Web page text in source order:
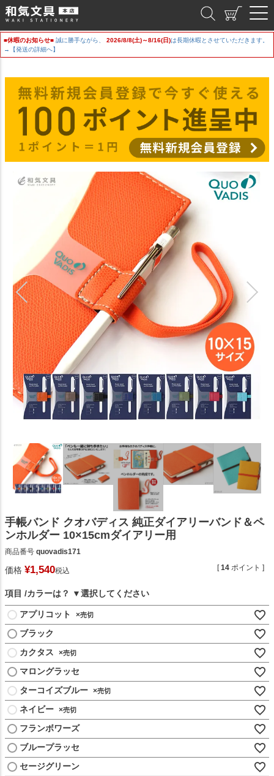
■休暇のお知らせ■ 誠に勝手ながら、 2026/8/8(土)～8/16(日)は長期休暇とさせていただきます。
→【発送の詳細へ】
手帳バンド クオバディス 純正ダイアリーバンド＆ペ
ンホルダー 10×15cmダイアリー用
商品番号 quovadis171
価格 ¥1,540税込 [14 ポイント ]
項目 カラーは？
アプリコット ×
ブラック
カクタス
×
マロングラッセ
ターコイズブルー ×
ネイビー ×
フランボワーズ
ブループラッセ
セージグリーン